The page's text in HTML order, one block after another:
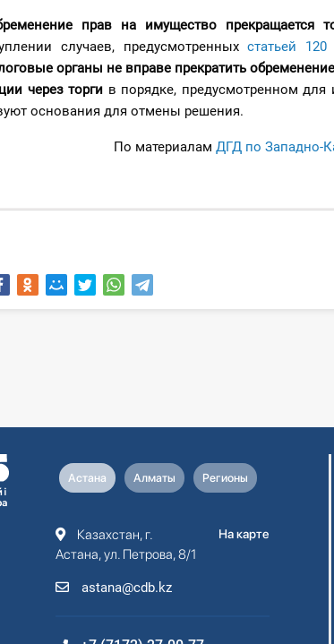
прав на имущество прекращается
случаев, предусмотренныхстатьей 120
органы не вправе прекратить
через торги в порядке, предусмотренном для
основания для отмены решения.
По материалам ДГД по Западно-
Астана Алматы Регионы
Казахстан, г.
Астана, ул. Петрова, 8/1
astana@cdb.kz
На карте